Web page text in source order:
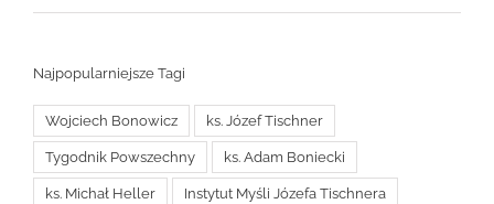
Najpopularniejsze Tagi
Wojciech Bonowicz ks. Józef Tischner
Tygodnik Powszechny ks. Adam Boniecki
ks. Michał Heller Instytut Myśli Józefa Tischnera